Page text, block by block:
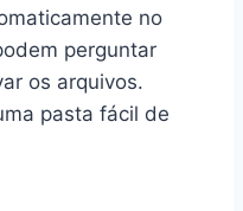
no
perguntar
os arquivos.
pasta fácil de